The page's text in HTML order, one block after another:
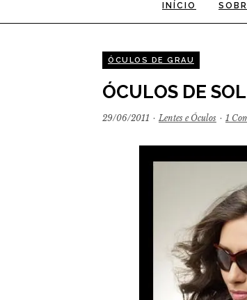
INÍCIO
ÓCULOS DE GRAU
ÓCULOS DE
29/06/2011 · Lentes e Óculos · 1